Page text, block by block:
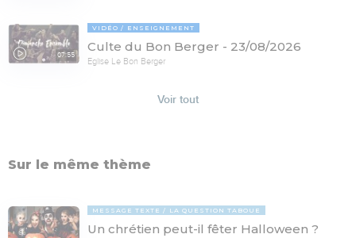
07:55
VIDÉO ENSEIGNEMENT
Culte du Bon Berger - 23/08/2026
Eglise Le Bon Berger
Voir tout
Sur le même thème
MESSAGE TEXTE LA QUESTION TABOUE
Un chrétien peut-il fêter Halloween ?